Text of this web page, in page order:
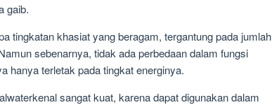
gaib.
tingkatan khasiat yang beragam, tergantung pada jumlah
sebenarnya, tidak ada perbedaan dalam fungsi
hanya terletak pada tingkat energinya.
sangat kuat, karena dapat digunakan dalam